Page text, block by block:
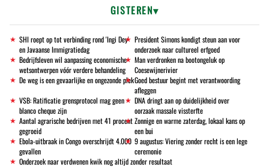
GISTEREN
SHI roept op tot verbinding rond 'Ingi Dey'
en Javaanse Immigratiedag
President Simons kondigt steun aan voor
onderzoek naar cultureel erfgoed
Bedrijfsleven wil aanpassing economische
wetsontwerpen vóór verdere behandeling
Man verdronken na bootongeluk op
Coesewijnerivier
De weg is een gevaarlijke en ongezonde plekGoed bestuur begint met verantwoording
afleggen
VSB: Ratificatie grensprotocol mag geen
blanco cheque zijn
DNA dringt aan op duidelijkheid over
oorzaak massale vissterfte
Aantal agrarische bedrijven met 41 procent
gegroeid
Zonnige en warme zaterdag, lokaal kans op
een bui
Ebola-uitbraak in Congo overschrijdt 4.000
gevallen
9 augustus: Viering zonder recht is een lege
ceremonie
Onderzoek naar verdwenen kwik nog altijd zonder resultaat